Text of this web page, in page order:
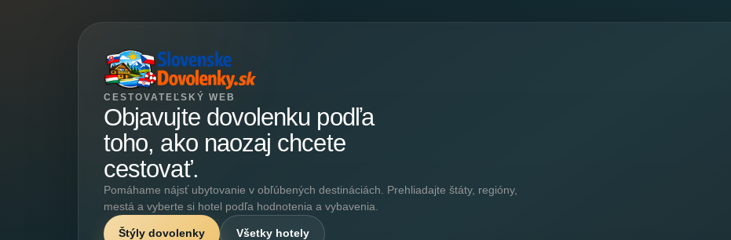
CESTOVATEĽSKÝ WEB
Objavujte dovolenku podľa
toho, ako naozaj chcete
cestovať.
Pomáhame nájsť ubytovanie v obľúbených destináciách. Prehliadajte štáty, regióny,
mestá a vyberte si hotel podľa hodnotenia a vybavenia.
Štýly dovolenky Všetky hotely